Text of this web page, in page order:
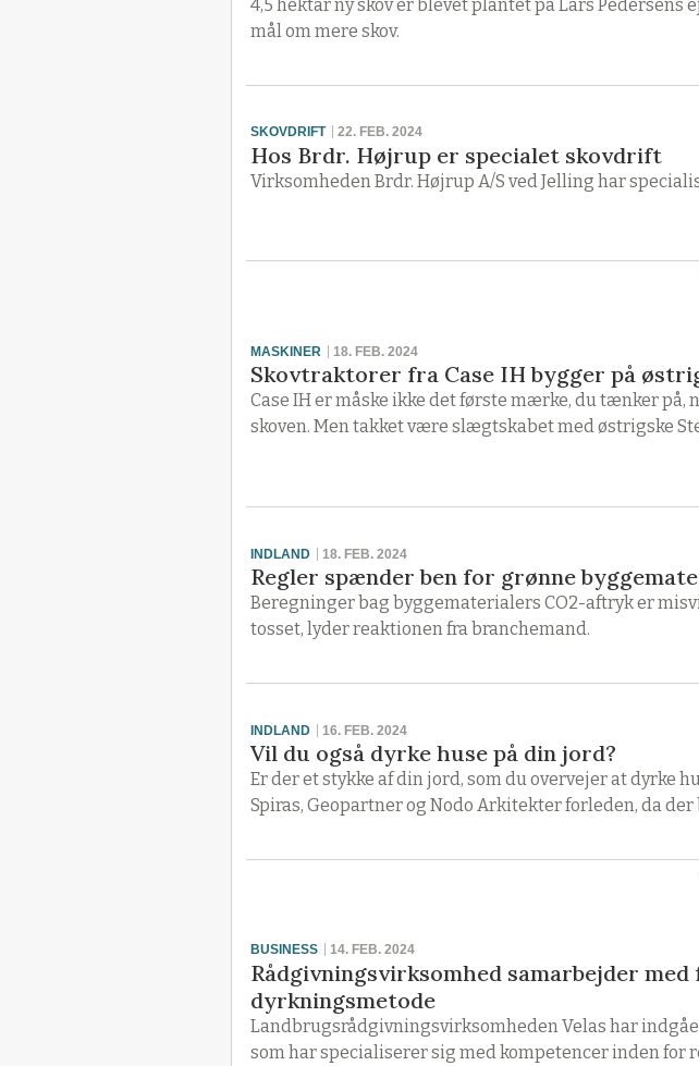
4,5 hektar ny skov er blevet plantet på Lars
mål om mere skov.
SKOVDRIFT 22. FEB. 2024
Hos Brdr. Højrup er specialet skovdrift
Virksomheden Brdr. Højrup A/S ved Jelling har
MASKINER 18. FEB. 2024
Skovtraktorer fra Case IH bygger på
Case IH er måske ikke det første mærke, du tænker
skoven. Men takket være slægtskabet med østrigske
INDLAND 18. FEB. 2024
Regler spænder ben for grønne
Beregninger bag byggematerialers CO2-aftryk er
tosset, lyder reaktionen fra branchemand.
INDLAND 16. FEB. 2024
Vil du også dyrke huse på din jord?
Er der et stykke af din jord, som du overvejer at dyrke
Spiras, Geopartner og Nodo Arkitekter forleden, da
BUSINESS 14. FEB. 2024
Rådgivningsvirksomhed samarbejder
dyrkningsmetode
Landbrugsrådgivningsvirksomheden Velas har
som har specialiserer sig med kompetencer inden